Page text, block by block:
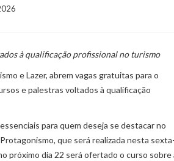
2026
à qualificação profissional no turismo
e Lazer, abrem vagas gratuitas para o
e palestras voltados à qualificação
para quem deseja se destacar no
que será realizada nesta sexta-
próximo dia 22 será ofertado o curso sobre